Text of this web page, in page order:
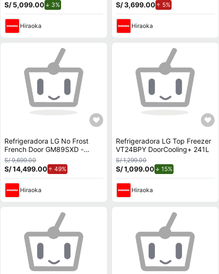
S/ 5,099.00 3%
Hiraoka
S/ 3,699.00 5%
Hiraoka
Refrigeradora LG No Frost
French Door GM89SXD -
InstaView Panel Digital - con
Dispensador de Agua y Hielo -
738 L
S/ 9,699.00
S/ 14,499.00 49%
Hiraoka
Refrigeradora LG Top Freezer
VT24BPY DoorCooling+ 241L
S/ 1,299.00
S/ 1,099.00 15%
Hiraoka